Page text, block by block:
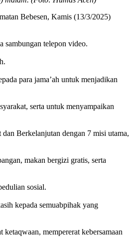
Bebesen, Kamis (13/3/2025)
sambungan telepon video.
para jama’ah untuk menjadikan
serta untuk menyampaikan
Berkelanjutan dengan 7 misi utama,
makan bergizi gratis, serta
sosial.
kepada semuabpihak yang
mempererat kebersamaan